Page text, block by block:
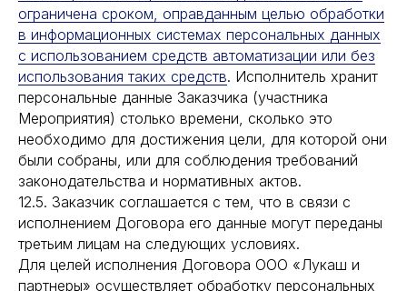
ограничена сроком, оправданным целью обработки
в информационных системах персональных данных
с использованием средств автоматизации или без
использования таких средств. Исполнитель хранит
персональные данные Заказчика (участника
Мероприятия) столько времени, сколько это
необходимо для достижения цели, для которой они
были собраны, или для соблюдения требований
законодательства и нормативных актов.
12.5. Заказчик соглашается с тем, что в связи с
исполнением Договора его данные могут переданы
третьим лицам на следующих условиях.
Для целей исполнения Договора ООО «Лукаш и
партнеры» осуществляет обработку персональных